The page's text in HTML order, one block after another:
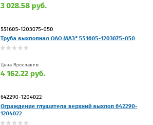
3 028.58 руб.
551605-1203075-050
Труба выхлопная ОАО МАЗ* 551605-1203075-050
Цена Ярославль:
4 162.22 руб.
642290-1204022
Ограждение глушителя верхний выхлоп 642290-
1204022